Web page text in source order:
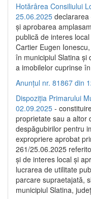
Hotărârea Consiliului
25.06.2025 declararea
și aprobarea
publică de interes
Cartier Eugen
în municipiul Slatina și
a imobilelor cuprinse
Anunțul nr. 81867 din
Dispoziția Primarului
02.09.2025 -
proprietate sau a altor
despăgubirilor pentru
expropriere aprobat
261/25.06.2025
și de interes local și
lucrarea de utilitate
parcare supraetajată,
municipiul Slatina,